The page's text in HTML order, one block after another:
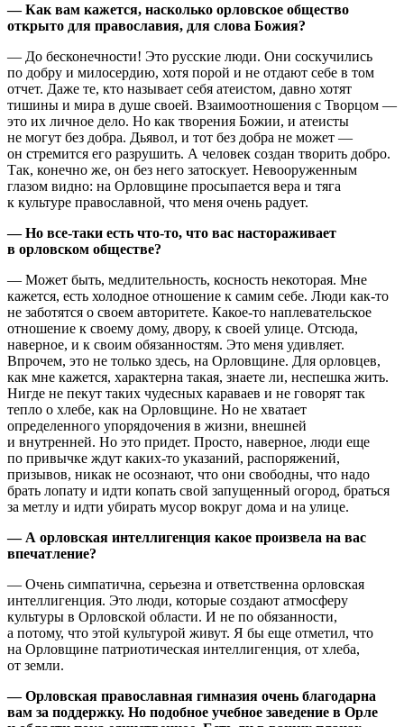
— Как вам кажется, насколько орловское общество
открыто для православия, для слова Божия?
— До бесконечности! Это русские люди. Они соскучились
по добру и милосердию, хотя порой и не отдают себе в том
отчет. Даже те, кто называет себя атеистом, давно хотят
тишины и мира в душе своей. Взаимоотношения с Творцом —
это их личное дело. Но как творения Божии, и атеисты
не могут без добра. Дьявол, и тот без добра не может —
он стремится его разрушить. А человек создан творить добро.
Так, конечно же, он без него затоскует. Невооруженным
глазом видно: на Орловщине просыпается вера и тяга
к культуре православной, что меня очень радует.
— Но все-таки есть что-то, что вас настораживает
в орловском обществе?
— Может быть, медлительность, косность некоторая. Мне
кажется, есть холодное отношение к самим себе. Люди как-то
не заботятся о своем авторитете. Какое-то наплевательское
отношение к своему дому, двору, к своей улице. Отсюда,
наверное, и к своим обязанностям. Это меня удивляет.
Впрочем, это не только здесь, на Орловщине. Для орловцев,
как мне кажется, характерна такая, знаете ли, неспешка жить.
Нигде не пекут таких чудесных караваев и не говорят так
тепло о хлебе, как на Орловщине. Но не хватает
определенного упорядочения в жизни, внешней
и внутренней. Но это придет. Просто, наверное, люди еще
по привычке ждут каких-то указаний, распоряжений,
призывов, никак не осознают, что они свободны, что надо
брать лопату и идти копать свой запущенный огород, браться
за метлу и идти убирать мусор вокруг дома и на улице.
— А орловская интеллигенция какое произвела на вас
впечатление?
— Очень симпатична, серьезна и ответственна орловская
интеллигенция. Это люди, которые создают атмосферу
культуры в Орловской области. И не по обязанности,
а потому, что этой культурой живут. Я бы еще отметил, что
на Орловщине патриотическая интеллигенция, от хлеба,
от земли.
— Орловская православная гимназия очень благодарна
вам за поддержку. Но подобное учебное заведение в Орле